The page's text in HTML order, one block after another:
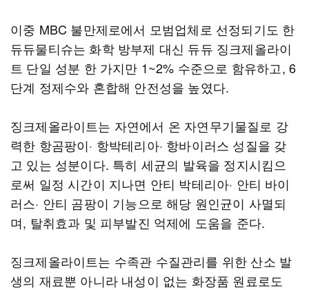
이중 MBC 불만제로에서 모범업체로 선정되기도 한
듀듀물티슈는 화학 방부제 대신 듀듀 징크제올라이
트 단일 성분 한 가지만 1~2% 수준으로 함유하고, 6
단계 정제수와 혼합해 안전성을 높였다.
징크제올라이트는 자연에서 온 자연무기물질로 강
력한 항곰팡이· 항박테리아· 항바이러스 성질을 갖
고 있는 성분이다. 특히 세균의 발육을 정지시킴으
로써 일정 시간이 지나면 안티 박테리아· 안티 바이
러스· 안티 곰팡이 기능으로 해당 원인균이 사멸되
며, 탈취효과 및 피부발진 억제에 도움을 준다.
징크제올라이트는 수족관 수질관리를 위한 산소 발
생의 재료뿐 아니라 내성이 없는 화장품 원료로도